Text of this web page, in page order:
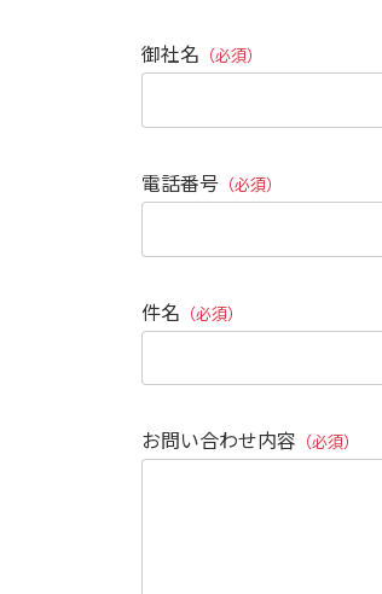
御社名 （必須）
電話番号 （必須）
件名 （必須）
お問い合わせ内容 （必須）